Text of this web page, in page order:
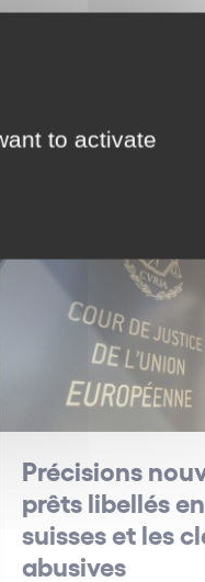
Précisions
prêts libellés
suisses et les
abusives
to activate